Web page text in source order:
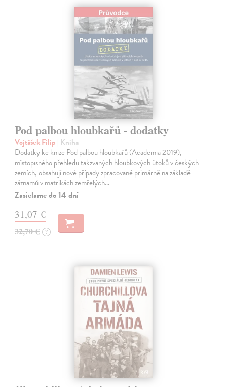
Pod palbou hloubkařů - dodatky
Vojtášek Filip | Kniha
Dodatky ke knize Pod palbou hloubkařů (Academia 2019),
místopisného přehledu takzvaných hloubkových útoků v českých
zemích, obsahují nové případy zpracované primárně na základě
záznamů v matrikách zemřelých…
Zasielame do 14 dní
31,07 €
32,70 € ?